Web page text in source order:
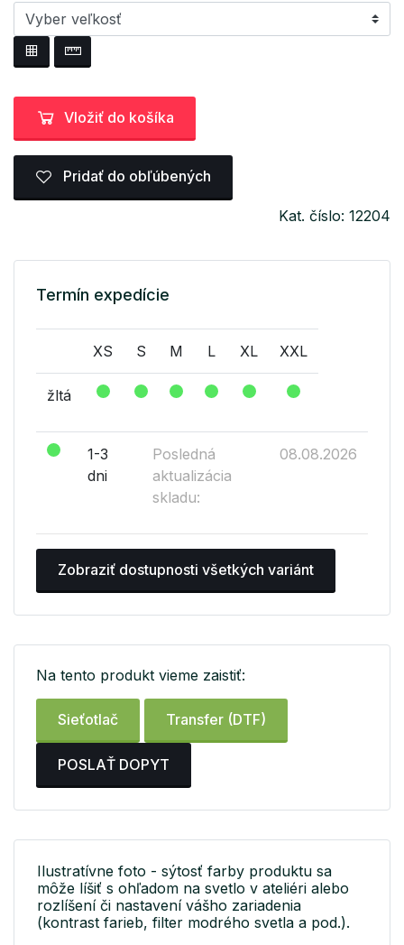
Vložiť do košíka
Pridať do obľúbených
Kat. číslo: 12204
Termín expedície
XS S M L XL XXL
žltá
1-3
dni
Posledná
aktualizácia
skladu:
08.08.2026
Zobraziť dostupnosti všetkých variánt
Na tento produkt vieme zaistiť:
Sieťotlač Transfer (DTF)
POSLAŤ DOPYT
Ilustratívne foto - sýtosť farby produktu sa
môže líšiť s ohľadom na svetlo v ateliéri alebo
rozlíšení či nastavení vášho zariadenia
(kontrast farieb, filter modrého svetla a pod.).